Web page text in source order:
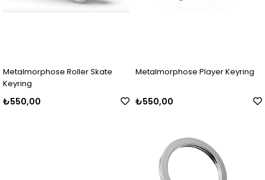
Metalmorphose Roller Skate
Keyring
₺550,00
Metalmorphose Player Keyring
₺550,00